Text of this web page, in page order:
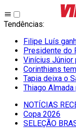
Tendências:
Filipe Luís
Presidente do
Vinícius Júnior
Corinthians
Tapia deixa o
Thiago
NOTÍCIAS
Copa 2026
SELEÇÃO